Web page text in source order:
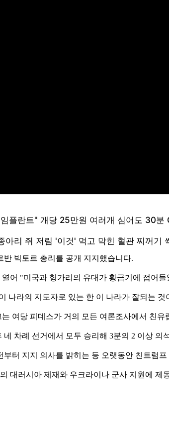
빅토르 총리를 공개 지지했습니다.
어 "미국과 헝가리의 유대가 황금기에 접어
나라의 지도자로 있는 한 이 나라가 잘되는
여당 피데스가 거의 모든 여론조사에서 친
차례 선거에서 모두 승리해 3분의 2 이상
터 지지 의사를 밝히는 등 오랫동안 친트럼
대러시아 제재와 우크라이나 군사 지원에 제